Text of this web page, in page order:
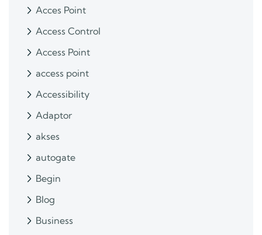
Acces Point
Access Control
Access Point
access point
Accessibility
Adaptor
akses
autogate
Begin
Blog
Business